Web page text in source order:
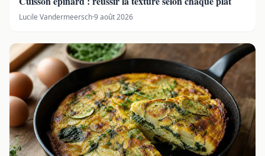
Lucile Vandermeersch·9 août 2026